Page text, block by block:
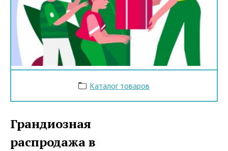
Каталог товаров
Грандиозная
распродажа в